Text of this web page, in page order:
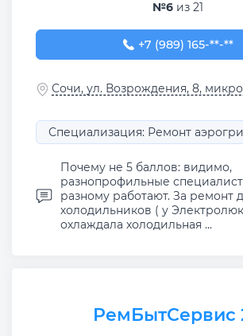
№6 из 21
+7 (989) 165-37-98
+7 (989) 165-**-**
Сочи, ул. Возрождения, 8,
Специализация: Ремонт
Почему не 5 баллов: видимо,
разнопрофильные
разному работают. За ремонт
холодильников ( у
охлаждала холодильная ...
РемБытСервис